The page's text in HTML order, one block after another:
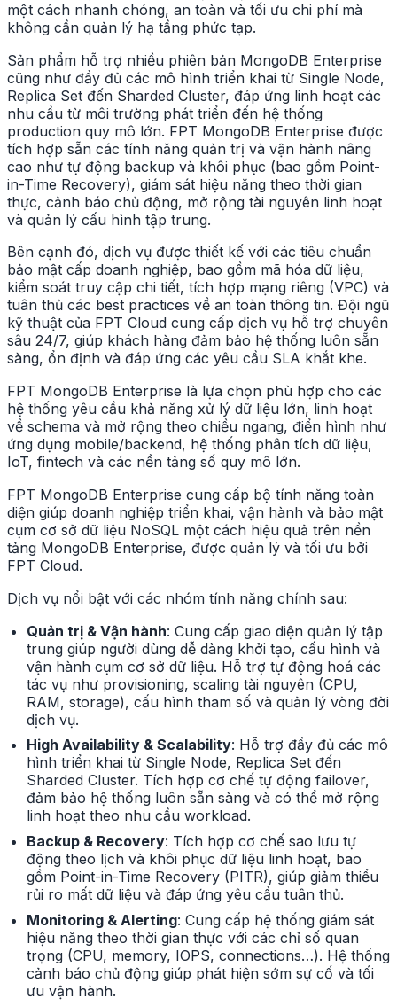
một cách nhanh chóng, an toàn và tối ưu chi phí mà
không cần quản lý hạ tầng phức tạp.
Sản phẩm hỗ trợ nhiều phiên bản MongoDB Enterprise
cũng như đầy đủ các mô hình triển khai từ Single Node,
Replica Set đến Sharded Cluster, đáp ứng linh hoạt các
nhu cầu từ môi trường phát triển đến hệ thống
production quy mô lớn. FPT MongoDB Enterprise được
tích hợp sẵn các tính năng quản trị và vận hành nâng
cao như tự động backup và khôi phục (bao gồm Point-
in-Time Recovery), giám sát hiệu năng theo thời gian
thực, cảnh báo chủ động, mở rộng tài nguyên linh hoạt
và quản lý cấu hình tập trung.
Bên cạnh đó, dịch vụ được thiết kế với các tiêu chuẩn
bảo mật cấp doanh nghiệp, bao gồm mã hóa dữ liệu,
kiểm soát truy cập chi tiết, tích hợp mạng riêng (VPC) và
tuân thủ các best practices về an toàn thông tin. Đội ngũ
kỹ thuật của FPT Cloud cung cấp dịch vụ hỗ trợ chuyên
sâu 24/7, giúp khách hàng đảm bảo hệ thống luôn sẵn
sàng, ổn định và đáp ứng các yêu cầu SLA khắt khe.
FPT MongoDB Enterprise là lựa chọn phù hợp cho các
hệ thống yêu cầu khả năng xử lý dữ liệu lớn, linh hoạt
về schema và mở rộng theo chiều ngang, điển hình như
ứng dụng mobile/backend, hệ thống phân tích dữ liệu,
IoT, fintech và các nền tảng số quy mô lớn.
FPT MongoDB Enterprise cung cấp bộ tính năng toàn
diện giúp doanh nghiệp triển khai, vận hành và bảo mật
cụm cơ sở dữ liệu NoSQL một cách hiệu quả trên nền
tảng MongoDB Enterprise, được quản lý và tối ưu bởi
FPT Cloud.
Dịch vụ nổi bật với các nhóm tính năng chính sau:
Quản trị & Vận hành: Cung cấp giao diện quản lý tập
trung giúp người dùng dễ dàng khởi tạo, cấu hình và
vận hành cụm cơ sở dữ liệu. Hỗ trợ tự động hoá các
tác vụ như provisioning, scaling tài nguyên (CPU,
RAM, storage), cấu hình tham số và quản lý vòng đời
dịch vụ.
High Availability & Scalability: Hỗ trợ đầy đủ các mô
hình triển khai từ Single Node, Replica Set đến
Sharded Cluster. Tích hợp cơ chế tự động failover,
đảm bảo hệ thống luôn sẵn sàng và có thể mở rộng
linh hoạt theo nhu cầu workload.
Backup & Recovery: Tích hợp cơ chế sao lưu tự
động theo lịch và khôi phục dữ liệu linh hoạt, bao
gồm Point-in-Time Recovery (PITR), giúp giảm thiểu
rủi ro mất dữ liệu và đáp ứng yêu cầu tuân thủ.
Monitoring & Alerting: Cung cấp hệ thống giám sát
hiệu năng theo thời gian thực với các chỉ số quan
trọng (CPU, memory, IOPS, connections…). Hệ thống
cảnh báo chủ động giúp phát hiện sớm sự cố và tối
ưu vận hành.